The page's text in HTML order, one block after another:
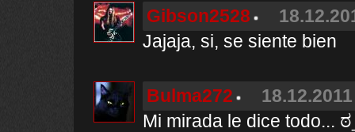
Gibson2528
Jajaja, si, se siente bien
Bulma272
Mi mirada le dice todo...